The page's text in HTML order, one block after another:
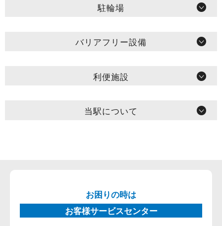
駐輪場
バリアフリー設備
利便施設
当駅について
お困りの時は
お客様サービスセンター